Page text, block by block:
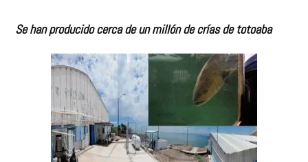
Se han producido cerca de un millón de crías de totoaba